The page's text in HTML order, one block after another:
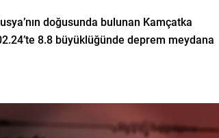
doğusunda bulunan Kamçatka
8.8 büyüklüğünde deprem meydana